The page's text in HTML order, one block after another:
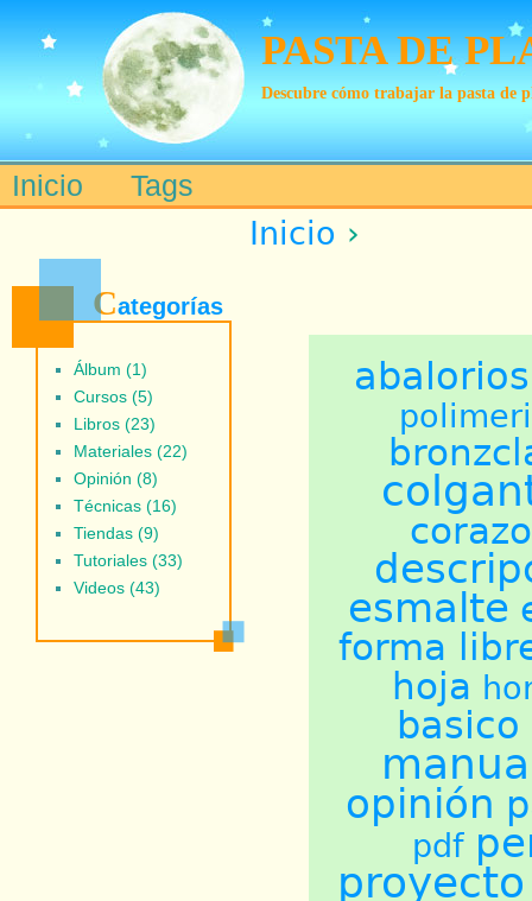
PASTA DE
Descubre cómo trabajar la pasta de
Inicio ›
abalorios
esmalte
forma
hoja
basico
opinión
pdf
proyecto
Main menu
Inicio Tags
Categorías
Álbum (1)
Cursos (5)
Libros (23)
Materiales (22)
Opinión (8)
Técnicas (16)
Tiendas (9)
Tutoriales (33)
Videos (43)